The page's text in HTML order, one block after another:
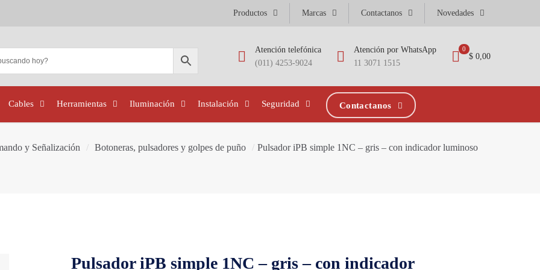
Productos Marcas Contactanos Novedades
Atención telefónica
(011) 4253-9024
Atención por WhatsApp
11 3071 1515
0
$ 0,00
Cables Herramientas Iluminación Instalación Seguridad Contactanos
y Señalización / Botoneras, pulsadores y golpes de puño / Pulsador iPB simple 1NC – gris – con indicador luminoso
Pulsador iPB simple 1NC – gris – con indicador